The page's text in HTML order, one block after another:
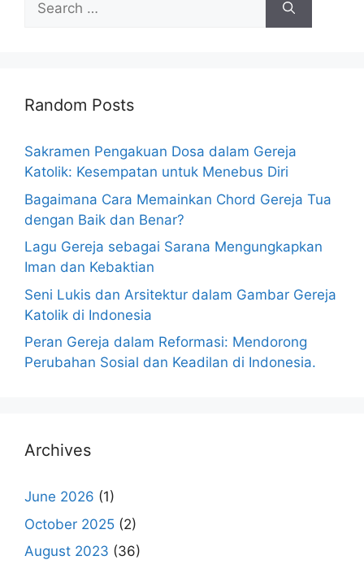
for:
Random Posts
Sakramen Pengakuan Dosa dalam Gereja
Katolik: Kesempatan untuk Menebus Diri
Bagaimana Cara Memainkan Chord Gereja Tua
dengan Baik dan Benar?
Lagu Gereja sebagai Sarana Mengungkapkan
Iman dan Kebaktian
Seni Lukis dan Arsitektur dalam Gambar Gereja
Katolik di Indonesia
Peran Gereja dalam Reformasi: Mendorong
Perubahan Sosial dan Keadilan di Indonesia.
Archives
June 2026 (1)
October 2025 (2)
August 2023 (36)